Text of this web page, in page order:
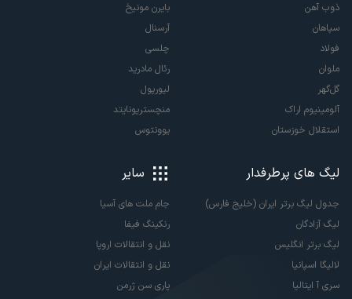
ذوب آهن
سپاهان
فولاد
ملوان
گل‌گهر
آلومینیوم اراک
استقلال خوزستان
بایرن مونیخ
آرسنال
چلسی
رئال مادرید
لیورپول
منچستریونایتد
یوونتوس
لیگ های پرطرفدار
جدول لیگ برتر ایران (خلیج فارس)
لیگ آزادگان
لیگ برتر انگلیس
لالیگا اسپانیا
سری آ ایتالیا
سایر
جام ملت های آسیا
رنکینگ فیفا
نقل و انتقالات اروپا
نقل و انتقالات ایران
پاری سن ژرمن